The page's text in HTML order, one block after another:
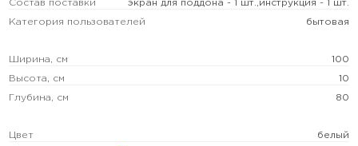
Состав поставки экран для поддона - 1 шт.,инструкция - 1 шт.
Категория пользователей бытовая
Ширина, см 100
Высота, см 10
Глубина, см 80
Цвет белый